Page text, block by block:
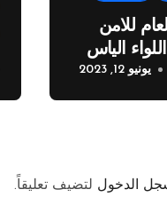
للامن
اللواء الياس
وفد من
العربية
يونيو 12, 2023
الدخول لتضيف تعليقاً.